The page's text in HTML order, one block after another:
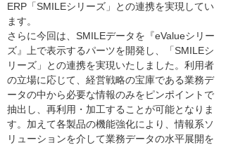
ERP「SMILEシリーズ」との連携を実現してい
ます。
さらに今回は、SMILEデータを『eValueシリー
ズ』上で表示するパーツを開発し、「SMILEシ
リーズ」との連携を実現いたしました。利用者
の立場に応じて、経営戦略の宝庫である業務デ
ータの中から必要な情報のみをピンポイントで
抽出し、再利用・加工することが可能となりま
す。加えて各製品の機能強化により、情報系ソ
リューションを介して業務データの水平展開を